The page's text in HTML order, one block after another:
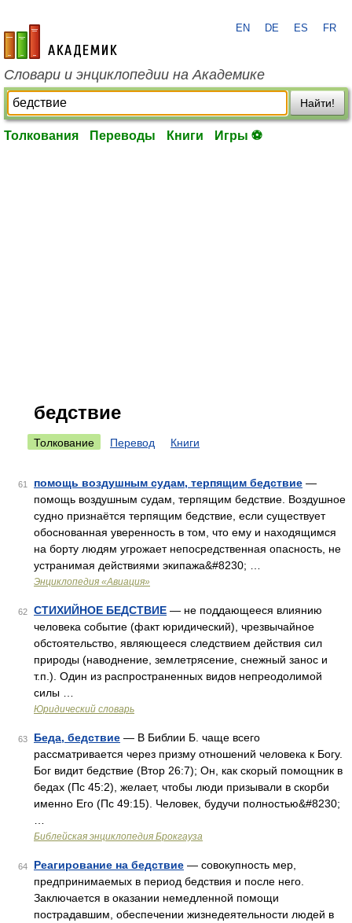
academic.ru
EN DE ES FR
Словари и энциклопедии на Академике
Найти!
Толкования Переводы Книги Игры ⚽
бедствие
Толкование Перевод Книги
61 помощь воздушным судам, терпящим бедствие —
помощь воздушным судам, терпящим бедствие. Воздушное
судно признаётся терпящим бедствие, если существует
обоснованная уверенность в том, что ему и находящимся
на борту людям угрожает непосредственная опасность, не
устранимая действиями экипажа&#8230; …
Энциклопедия «Авиация»
62 СТИХИЙНОЕ БЕДСТВИЕ — не поддающееся влиянию
человека событие (факт юридический), чрезвычайное
обстоятельство, являющееся следствием действия сил
природы (наводнение, землетрясение, снежный занос и
т.п.). Один из распространенных видов непреодолимой
силы …
Юридический словарь
63 Беда, бедствие — В Библии Б. чаще всего
рассматривается через призму отношений человека к Богу.
Бог видит бедствие (Втор 26:7); Он, как скорый помощник в
бедах (Пс 45:2), желает, чтобы люди призывали в скорби
именно Его (Пс 49:15). Человек, будучи полностью&#8230;
Библейская энциклопедия Брокгауза
64 Реагирование на бедствие — совокупность мер,
предпринимаемых в период бедствия и после него.
Заключается в оказании немедленной помощи
пострадавшим, обеспечении жизнедеятельности людей в